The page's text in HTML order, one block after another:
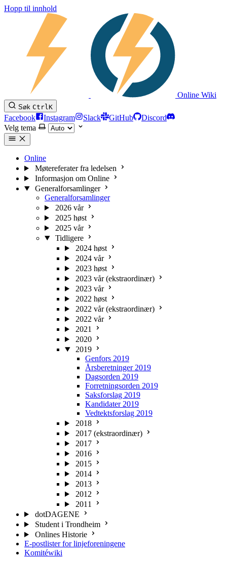
Hopp til innhold
Online Wiki
Søk CtrlK
Facebook Instagram Slack GitHub
Discord
Velg tema
Online
Møtereferater fra ledelsen
Informasjon om Online
Generalforsamlinger
Generalforsamlinger
2026 vår
2025 høst
2025 vår
Tidligere
2024 høst
2024 vår
2023 høst
2023 vår (ekstraordinær)
2023 vår
2022 høst
2022 vår (ekstraordinær)
2022 vår
2021
2020
2019
Genfors 2019
Årsberetninger 2019
Dagsorden 2019
Forretningsorden 2019
Saksforslag 2019
Kandidater 2019
Vedtektsforslag 2019
2018
2017 (ekstraordinær)
2017
2016
2015
2014
2013
2012
2011
dotDAGENE
Student i Trondheim
Onlines Historie
E-postlister for linjeforeningene
Komitéwiki